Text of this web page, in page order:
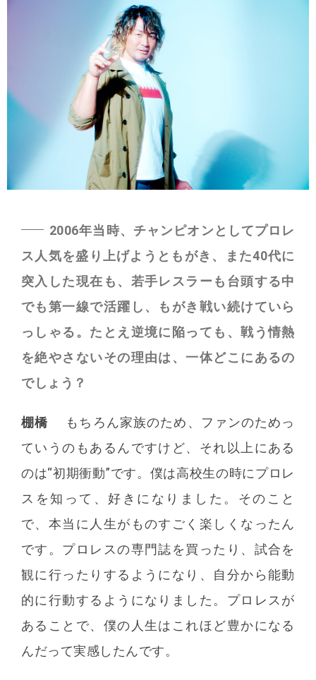
2006年当時、チャンピオンとしてプロレ
ス人気を盛り上げようともがき、また40代に
突入した現在も、若手レスラーも台頭する中
でも第一線で活躍し、もがき戦い続けていら
っしゃる。たとえ逆境に陥っても、戦う情熱
を絶やさないその理由は、一体どこにあるの
でしょう？
棚橋
もちろん家族のため、ファンのためっ
ていうのもあるんですけど、それ以上にある
のは“初期衝動”です。僕は高校生の時にプロレ
スを知って、好きになりました。そのこと
で、本当に人生がものすごく楽しくなったん
です。プロレスの専門誌を買ったり、試合を
観に行ったりするようになり、自分から能動
的に行動するようになりました。プロレスが
あることで、僕の人生はこれほど豊かになる
んだって実感したんです。